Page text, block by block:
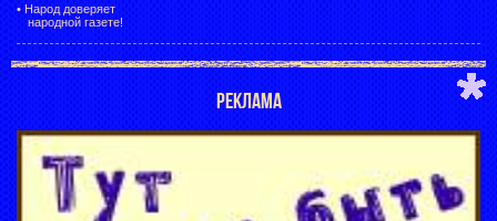
• Народ доверяет
народной газете!
РЕКЛАМА